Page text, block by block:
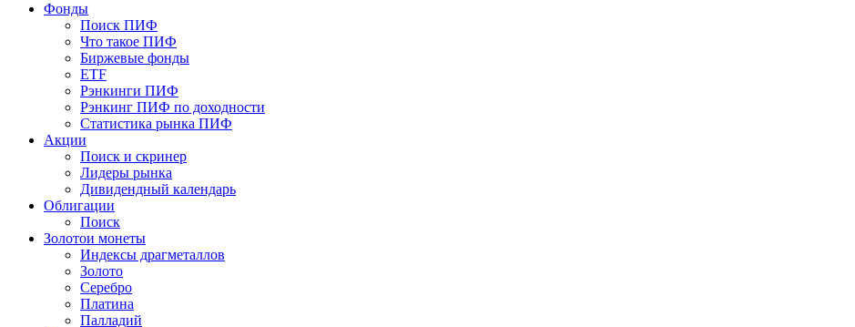
Фонды
Поиск ПИФ
Что такое ПИФ
Биржевые фонды
ETF
Рэнкинги ПИФ
Рэнкинг ПИФ по доходности
Статистика рынка ПИФ
Акции
Поиск и скринер
Лидеры рынка
Дивидендный календарь
Облигации
Поиск
Золотои монеты
Индексы драгметаллов
Золото
Серебро
Платина
Палладий